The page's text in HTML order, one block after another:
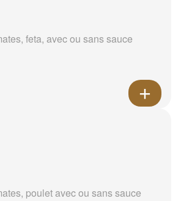
feta, avec ou sans sauce
poulet avec ou sans sauce